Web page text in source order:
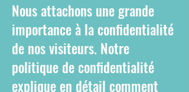
Nous attachons une grande
importance à la confidentialité
de nos visiteurs. Notre
politique de confidentialité
explique en détail comment